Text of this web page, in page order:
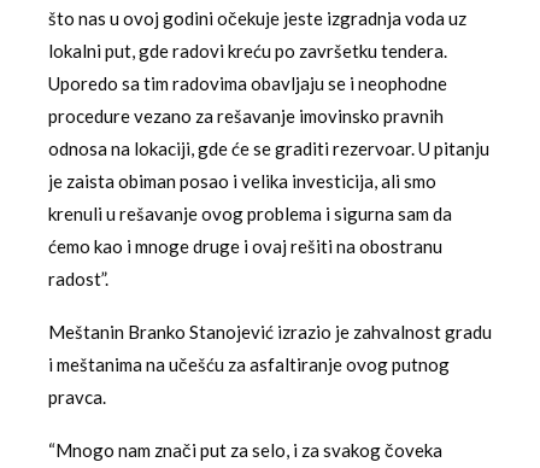
što nas u ovoj godini očekuje jeste izgradnja voda uz
lokalni put, gde radovi kreću po završetku tendera.
Uporedo sa tim radovima obavljaju se i neophodne
procedure vezano za rešavanje imovinsko pravnih
odnosa na lokaciji, gde će se graditi rezervoar. U pitanju
je zaista obiman posao i velika investicija, ali smo
krenuli u rešavanje ovog problema i sigurna sam da
ćemo kao i mnoge druge i ovaj rešiti na obostranu
radost”.
Meštanin Branko Stanojević izrazio je zahvalnost gradu
i meštanima na učešću za asfaltiranje ovog putnog
pravca.
“Mnogo nam znači put za selo, i za svakog čoveka